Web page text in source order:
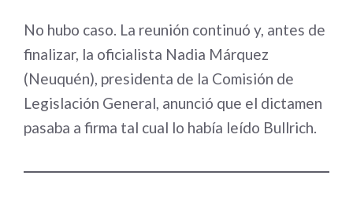
No hubo caso. La reunión continuó y, antes de
finalizar, la oficialista Nadia Márquez
(Neuquén), presidenta de la Comisión de
Legislación General, anunció que el dictamen
pasaba a firma tal cual lo había leído Bullrich.